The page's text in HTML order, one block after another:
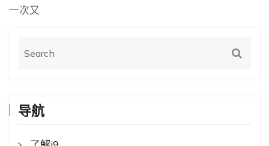
一次又
导航